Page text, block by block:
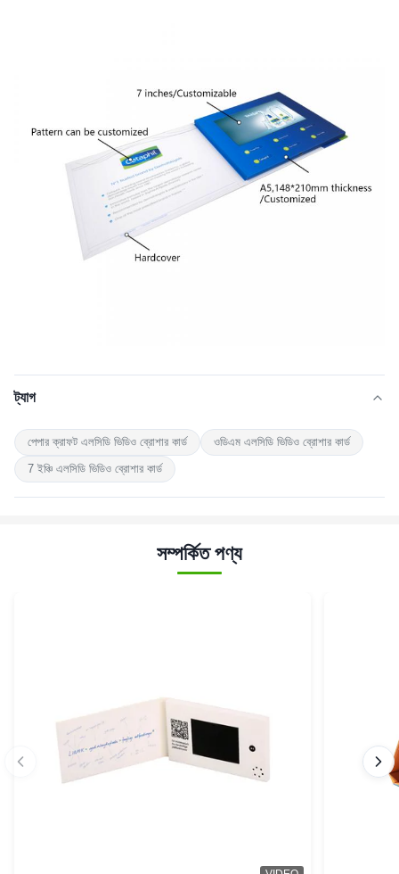
ট্যাগ
পেপার ক্রাফট এলসিডি ভিডিও ব্রোশার কার্ড
ওডিএম এলসিডি ভিডিও ব্রোশার কার্ড
7 ইঞ্চি এলসিডি ভিডিও ব্রোশার কার্ড
সম্পর্কিত পণ্য